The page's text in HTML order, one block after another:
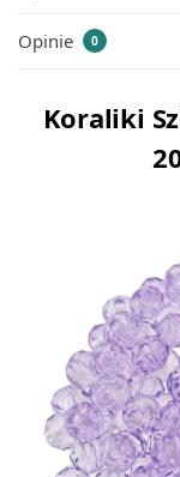
Opinie 0
Koraliki